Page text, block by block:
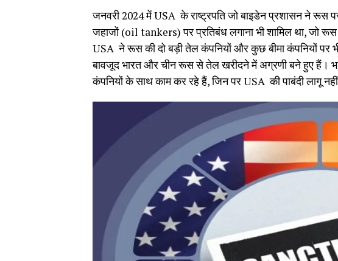
जनवरी 2024 में USA के राष्ट्रपति जो बाइडेन प्रशासन ने रूस
जहाजों (oil tankers) पर प्रतिबंध लगाना भी शामिल था, जो
USA ने रूस की दो बड़ी तेल कंपनियों और कुछ बीमा कंपनियों पर
बावजूद भारत और चीन रूस से तेल खरीदने में अग्रणी बने हुए हैं।
कंपनियों के साथ काम कर रहे हैं, जिन पर USA की पाबंदी लागू नहीं